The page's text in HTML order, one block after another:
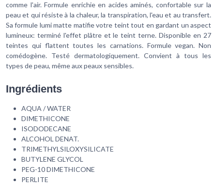
comme l'air. Formule enrichie en acides aminés, confortable sur la
peau et qui résiste à la chaleur, la transpiration, l'eau et au transfert.
Sa formule lumi matte matifie votre teint tout en gardant un aspect
lumineux: terminé l'effet plâtre et le teint terne. Disponible en 27
teintes qui flattent toutes les carnations. Formule vegan. Non
comédogène. Testé dermatologiquement. Convient à tous les
types de peau, même aux peaux sensibles.
Ingrédients
AQUA / WATER
DIMETHICONE
ISODODECANE
ALCOHOL DENAT.
TRIMETHYLSILOXYSILICATE
BUTYLENE GLYCOL
PEG-10 DIMETHICONE
PERLITE